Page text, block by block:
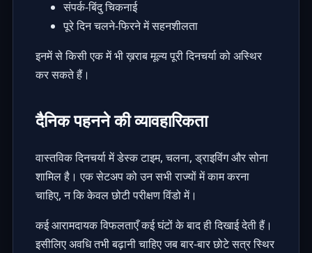
संपर्क-बिंदु चिकनाई
पूरे दिन चलने-फिरने में सहनशीलता
इनमें से किसी एक में भी ख़राब मूल्य पूरी दिनचर्या को अस्थिर
कर सकते हैं।
दैनिक पहनने की व्यावहारिकता
वास्तविक दिनचर्या में डेस्क टाइम, चलना, ड्राइविंग और सोना
शामिल है। एक सेटअप को उन सभी राज्यों में काम करना
चाहिए, न कि केवल छोटी परीक्षण विंडो में।
कई आरामदायक विफलताएँ कई घंटों के बाद ही दिखाई देती हैं।
इसीलिए अवधि तभी बढ़ानी चाहिए जब बार-बार छोटे सत्र स्थिर